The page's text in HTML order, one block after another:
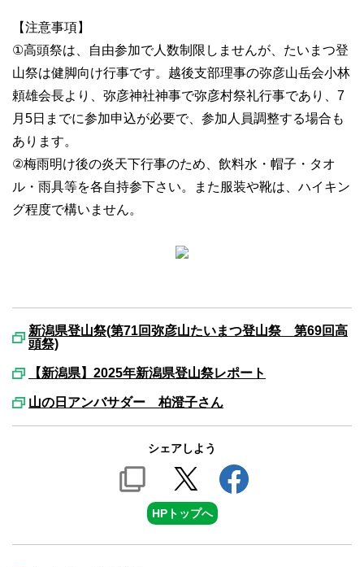
【注意事項】
①高頭祭は、自由参加で人数制限しませんが、たいまつ登
山祭は健脚向け行事です。越後支部理事の弥彦山岳会小林
頼雄会長より、弥彦神社神事で弥彦村祭礼行事であり、7
月5日までに参加申込が必要で、参加人員調整する場合も
あります。
②梅雨明け後の炎天下行事のため、飲料水・帽子・タオ
ル・雨具等を各自持参下さい。また服装や靴は、ハイキン
グ程度で構いません。
新潟県登山祭(第71回弥彦山たいまつ登山祭 第69回高
頭祭)
【新潟県】2025年新潟県登山祭レポート
山の日アンバサダー 柏澄子さん
シェアしよう
HPトップへ